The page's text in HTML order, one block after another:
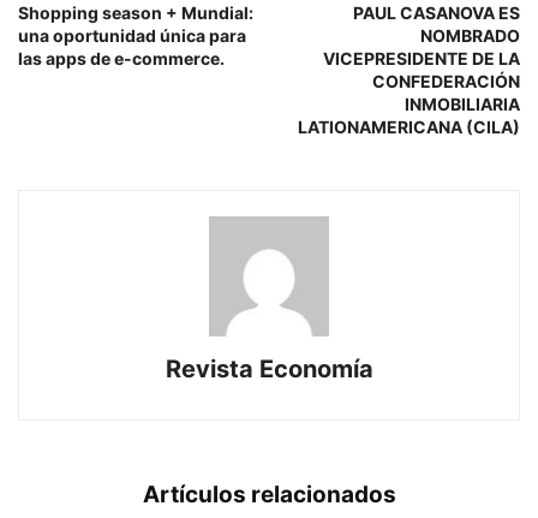
Shopping season + Mundial:
una oportunidad única para
las apps de e-commerce.
PAUL CASANOVA ES
NOMBRADO
VICEPRESIDENTE DE LA
CONFEDERACIÓN
INMOBILIARIA
LATIONAMERICANA (CILA)
Revista Economía
Artículos relacionados